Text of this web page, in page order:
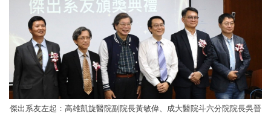
傑出系友左起：高雄凱旋醫院副院長黃敏偉、成大醫院斗六分院院長吳晉